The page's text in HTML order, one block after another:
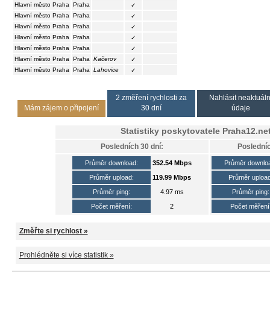
Hlavní město Praha
Praha
✓
Hlavní město Praha
Praha
✓
Hlavní město Praha
Praha
✓
Hlavní město Praha
Praha
✓
Hlavní město Praha
Praha
✓
Hlavní město Praha
Praha Kačerov
✓
Hlavní město Praha
Praha Lahovice ✓
Mám zájem o připojení
2 změření rychlosti za
30 dní
Nahlásit
údaje
Statistiky poskytovatele
Posledních 30 dní:
Průměr download:
352.54 Mbps
Průměr upload:
119.99 Mbps
Průměr ping:
4.97 ms
Počet měření:
2
Průměr
Průměr
Průměr ping:
Počet
Změřte si rychlost »
Prohlédněte si více statistik »